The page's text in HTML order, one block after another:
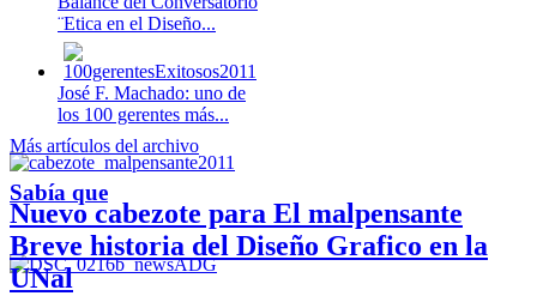
¨Etica en el Diseño...
José F. Machado: uno de
los 100 gerentes más...
Nuevo cabezote para El malpensante
Más artículos del archivo
Sabía que
Breve historia del Diseño Grafico en la
UNal